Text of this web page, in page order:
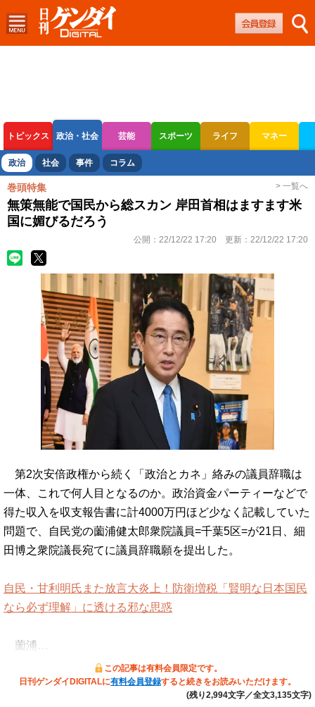
トピックス 政治・社会 芸能 スポーツ ライフ マネー
ボートレース 競輪 オートレース
政治 社会 事件 コラム
巻頭特集 > 一覧へ
無策無能で国民から総スカン 岸田首相はますます米
国に媚びるだろう
公開： 22/12/22 17:20 更新： 22/12/22 17:20
第2次安倍政権から続く「政治とカネ」絡みの議員辞職は
一体、これで何人目となるのか。政治資金パーティーなどで
得た収入を収支報告書に計4000万円ほど少なく記載していた
問題で、自民党の薗浦健太郎衆院議員=千葉5区=が21日、細
田博之衆院議長宛てに議員辞職願を提出した。
自民・甘利明氏また放言大炎上！防衛増税「賢明な日本国民
なら必ず理解」に透ける邪な思惑
薗浦…
この記事は有料会員限定です。
日刊ゲンダイDIGITALに有料会員登録すると続きをお読みいただけます。
(残り2,994文字／全文3,135文字)